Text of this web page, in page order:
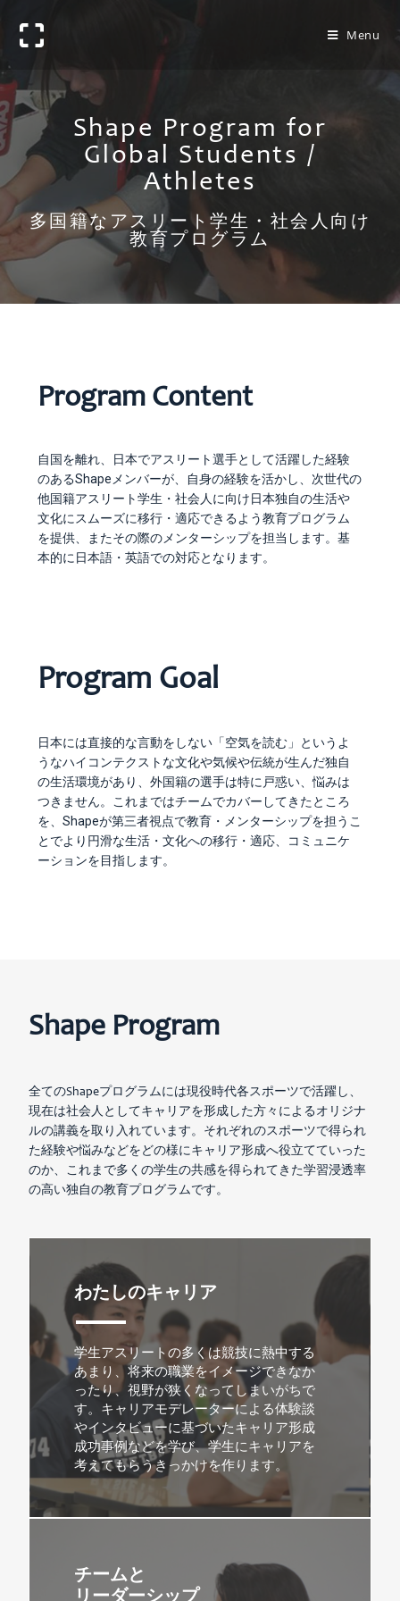
Menu
Shape Program for
Global Students /
Athletes
多国籍なアスリート学生・社会人向け
教育プログラム
Program Content
自国を離れ、日本でアスリート選手として活躍した経験
のあるShapeメンバーが、自身の経験を活かし、次世代の
他国籍アスリート学生・社会人に向け日本独自の生活や
文化にスムーズに移行・適応できるよう教育プログラム
を提供、またその際のメンターシップを担当します。基
本的に日本語・英語での対応となります。
Program Goal
日本には直接的な言動をしない「空気を読む」というよ
うなハイコンテクストな文化や気候や伝統が生んだ独自
の生活環境があり、外国籍の選手は特に戸惑い、悩みは
つきません。これまではチームでカバーしてきたところ
を、Shapeが第三者視点で教育・メンターシップを担うこ
とでより円滑な生活・文化への移行・適応、コミュニケ
ーションを目指します。
Shape Program
全てのShapeプログラムには現役時代各スポーツで活躍し、
現在は社会人としてキャリアを形成した方々によるオリジナ
ルの講義を取り入れています。それぞれのスポーツで得られ
た経験や悩みなどをどの様にキャリア形成へ役立てていった
のか、これまで多くの学生の共感を得られてきた学習浸透率
の高い独自の教育プログラムです。
わたしのキャリア
学生アスリートの多くは競技に熱中する
あまり、将来の職業をイメージできなか
ったり、視野が狭くなってしまいがちで
す。キャリアモデレーターによる体験談
やインタビューに基づいたキャリア形成
成功事例などを学び、学生にキャリアを
考えてもらうきっかけを作ります。
チームと
リーダーシップ